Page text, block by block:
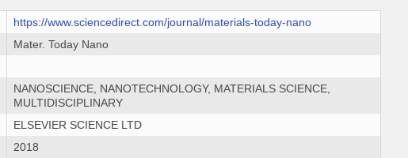
https://www.sciencedirect.com/journal/materials-today-nano
Mater. Today Nano
NANOSCIENCE, NANOTECHNOLOGY, MATERIALS SCIENCE,
MULTIDISCIPLINARY
ELSEVIER SCIENCE LTD
2018